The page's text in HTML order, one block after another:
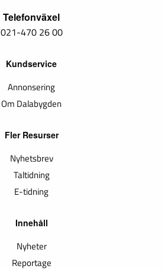
Telefonväxel
021-470 26 00
Kundservice
Annonsering
Om Dalabygden
Fler Resurser
Nyhetsbrev
Taltidning
E-tidning
Innehåll
Nyheter
Reportage